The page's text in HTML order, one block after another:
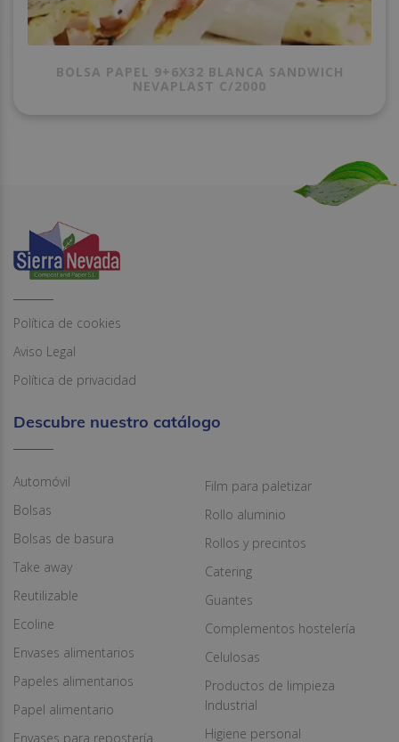
BOLSA PAPEL 9+6X32 BLANCA SANDWICH
NEVAPLAST C/2000
Política de cookies
Aviso Legal
Política de privacidad
Descubre nuestro catálogo
Automóvil
Bolsas
Bolsas de basura
Take away
Reutilizable
Ecoline
Envases alimentarios
Papeles alimentarios
Papel alimentario
Envases para repostería
Film para paletizar
Rollo aluminio
Rollos y precintos
Catering
Guantes
Complementos hostelería
Celulosas
Productos de limpieza
Industrial
Higiene personal